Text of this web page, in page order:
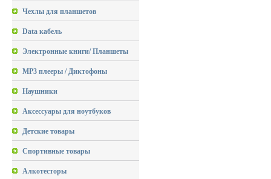
Чехлы для планшетов
Data кабель
Электронные книги/ Планшеты
MP3 плееры / Диктофоны
Наушники
Аксессуары для ноутбуков
Детские товары
Спортивные товары
Алкотесторы